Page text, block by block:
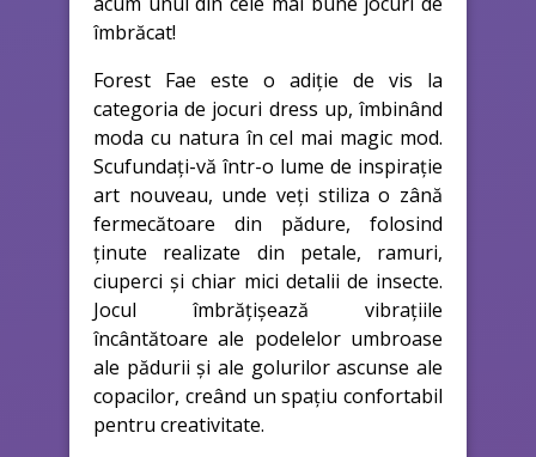
îmbrăcat!
Forest Fae este o adiție de vis la
categoria de jocuri dress up, îmbinând
moda cu natura în cel mai magic mod.
Scufundați-vă într-o lume de inspirație
art nouveau, unde veți stiliza o zână
fermecătoare din pădure, folosind
ținute realizate din petale, ramuri,
ciuperci și chiar mici detalii de insecte.
Jocul îmbrățișează vibrațiile
încântătoare ale podelelor umbroase
ale pădurii și ale golurilor ascunse ale
copacilor, creând un spațiu confortabil
pentru creativitate.